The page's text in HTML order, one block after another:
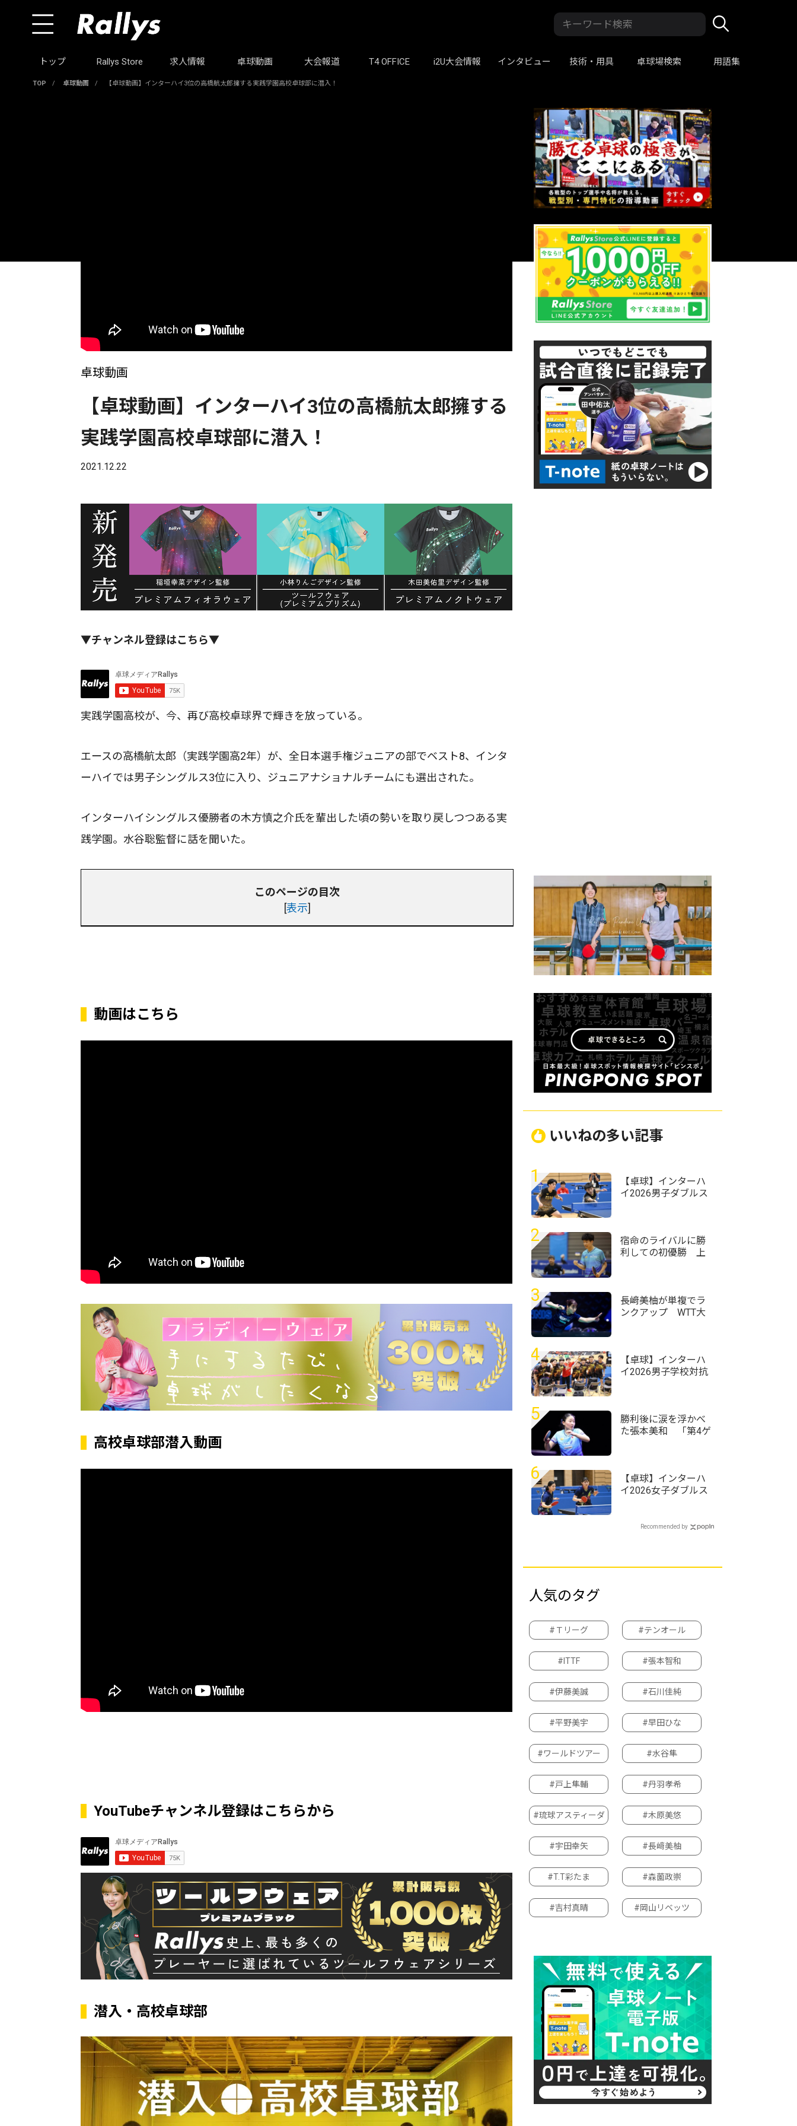
トップ Rallys Store 求人情報 卓球動画 大会報道 T4 OFFICE i2U大会情報 インタビュー 技術・用具 卓球場検索 用語集
TOP / 卓球動画 / 【卓球動画】インターハイ3位の高橋航太郎擁する実践学園高校卓球部に潜入！
卓球動画
【卓球動画】インターハイ3位の高橋航太郎擁する
実践学園高校卓球部に潜入！
2021.12.22
▼チャンネル登録はこちら▼
実践学園高校が、今、再び高校卓球界で輝きを放っている。
エースの高橋航太郎（実践学園高2年）が、全日本選手権ジュニアの部でベスト8、インタ
ーハイでは男子シングルス3位に入り、ジュニアナショナルチームにも選出された。
インターハイシングルス優勝者の木方慎之介氏を輩出した頃の勢いを取り戻しつつある実
践学園。水谷聡監督に話を聞いた。
このページの目次
[表示]
動画はこちら
高校卓球部潜入動画
YouTubeチャンネル登録はこちらから
潜入・高校卓球部
いいねの多い記事
1
【卓球】インターハ
イ2026男子ダブルス
1シードに
2
宿命のライバルに勝
利しての初優勝 上
権2026/男子シングル
ス＞
3
長﨑美柚が単複でラ
ンクアップ WTT大
（2026年第31週）
4
【卓球】インターハ
イ2026男子学校対抗
5
勝利後に涙を浮かべ
た張本美和 「第4ゲ
横浜2026＞
6
【卓球】インターハ
イ2026女子ダブルス
櫻井花ペアが第1シー
Recommended by
人気のタグ
#Ｔリーグ #テンオール
#ITTF #張本智和
#伊藤美誠 #石川佳純
#平野美宇 #早田ひな
#ワールドツアー #水谷隼
#戸上隼輔 #丹羽孝希
#琉球アスティーダ #木原美悠
#宇田幸矢 #長﨑美柚
#T.T彩たま #森薗政崇
#吉村真晴 #岡山リベッツ